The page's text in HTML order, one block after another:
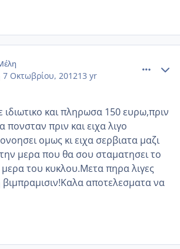
7 Οκτωβρίου, 201213 yr
ιδιωτικο και πληρωσα 150 ευρω,πριν
πριν και ειχα λιγο
ομως κι ειχα σερβιατα μαζι
μερα που θα σου σταματησει το
μερα του κυκλου.Μετα πηρα λιγες
βιμπραμισιν!Καλα αποτελεσματα να